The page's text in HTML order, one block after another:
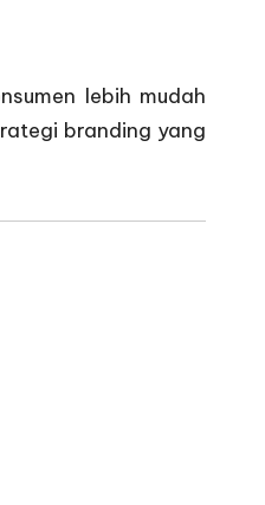
lebih mudah
branding yang